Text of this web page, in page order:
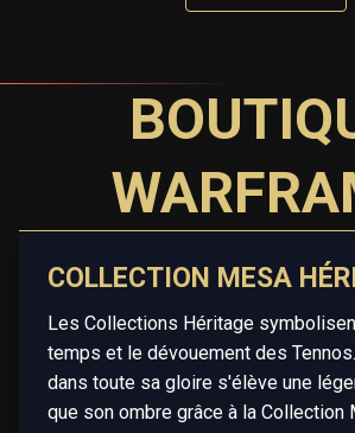
COLLECTION MESA
Les Collections Héritage
temps et le dévouement des
dans toute sa gloire s'élève une
que son ombre grâce à la Collection